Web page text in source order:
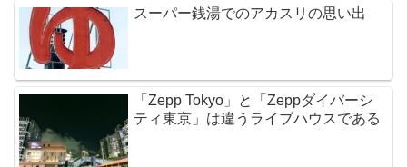
スーパー銭湯でのアカスリの思い出
「Zepp Tokyo」と「Zeppダイバーシ
ティ東京」は違うライブハウスである